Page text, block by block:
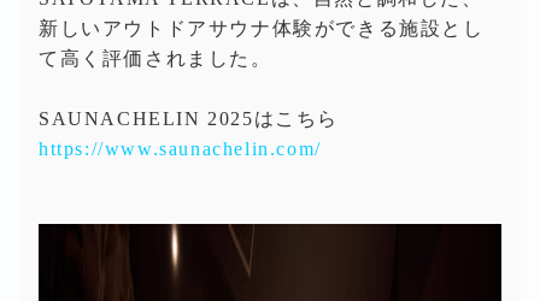
新しいアウトドアサウナ体験ができる施設とし
て高く評価されました。
SAUNACHELIN 2025はこちら
https://www.saunachelin.com/